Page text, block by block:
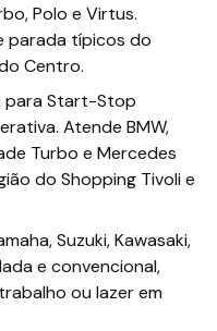
Polo e Virtus.
parada típicos do
Centro.
para Start-Stop
Atende BMW,
Turbo e Mercedes
do Shopping Tivoli e
Suzuki, Kawasaki,
e convencional,
ou lazer em